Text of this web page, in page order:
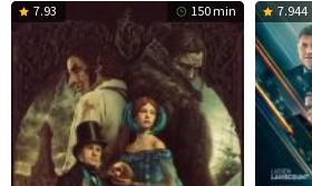
7.93 150 min 7.944